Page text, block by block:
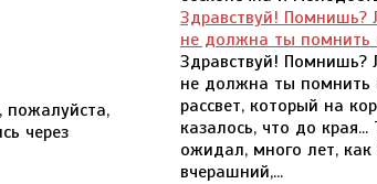
через
Здравствуй! Помнишь?
не должна ты помнить
Здравствуй! Помнишь?
не должна ты помнить
рассвет, который на
казалось, что до
ожидал, много лет, как
вчерашний,...